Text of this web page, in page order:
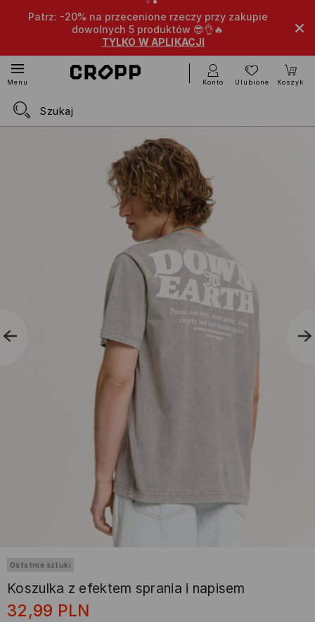
Patrz: -20% na przecenione rzeczy przy zakupie
dowolnych 5 produktów 😎👌🔥
TYLKO W APLIKACJI
Menu Konto Ulubione Koszyk
Ostatnie sztuki
Koszulka z efektem sprania i napisem
32,99 PLN